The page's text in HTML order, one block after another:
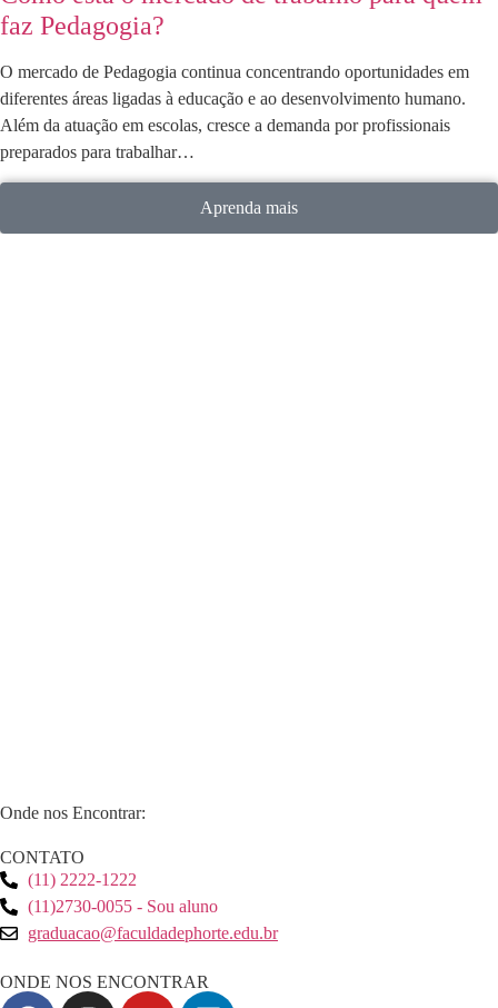
faz Pedagogia?
O mercado de Pedagogia continua concentrando oportunidades em
diferentes áreas ligadas à educação e ao desenvolvimento humano.
Além da atuação em escolas, cresce a demanda por profissionais
preparados para trabalhar…
Aprenda mais
Onde nos Encontrar:
CONTATO
(11) 2222-1222
(11)2730-0055 - Sou aluno
graduacao@faculdadephorte.edu.br
ONDE NOS ENCONTRAR